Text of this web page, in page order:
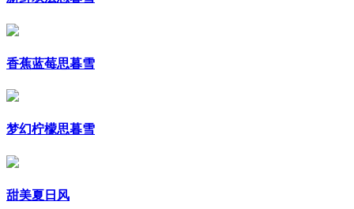
香蕉蓝莓思暮雪
梦幻柠檬思暮雪
甜美夏日风